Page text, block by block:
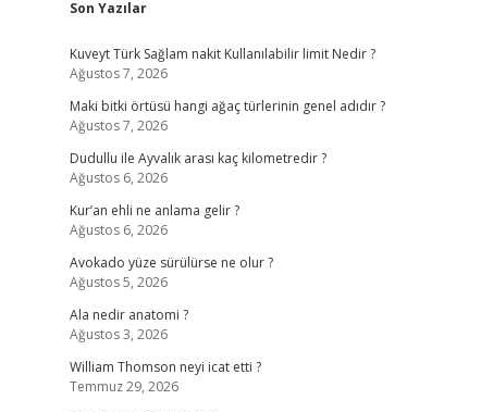
Son Yazılar
Kuveyt Türk Sağlam nakit Kullanılabilir limit Nedir ?
Ağustos 7, 2026
Maki bitki örtüsü hangi ağaç türlerinin genel adıdır ?
Ağustos 7, 2026
Dudullu ile Ayvalık arası kaç kilometredir ?
Ağustos 6, 2026
Kur’an ehli ne anlama gelir ?
Ağustos 6, 2026
Avokado yüze sürülürse ne olur ?
Ağustos 5, 2026
Ala nedir anatomi ?
Ağustos 3, 2026
William Thomson neyi icat etti ?
Temmuz 29, 2026